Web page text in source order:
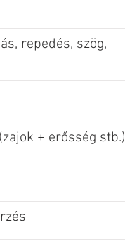
repedés, szög,
+ erősség stb.)